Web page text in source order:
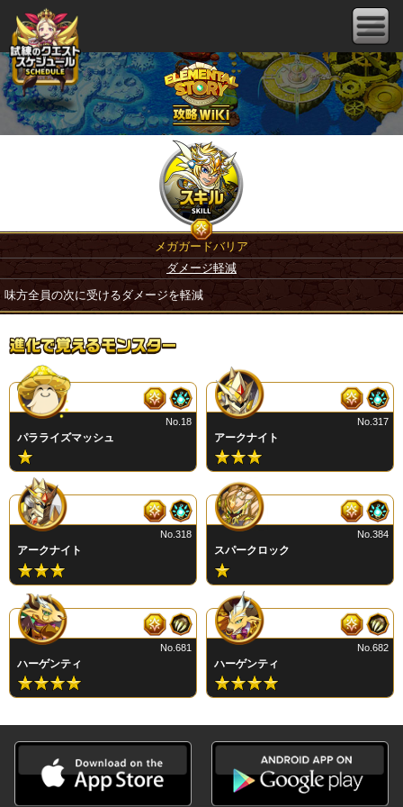
メガガードバリア
ダメージ軽減
味方全員の次に受けるダメージを軽減
パラライズマッシュ
No.18
アークナイト
No.317
アークナイト
No.318
スパークロック
No.384
ハーゲンティ
No.681
ハーゲンティ
No.682